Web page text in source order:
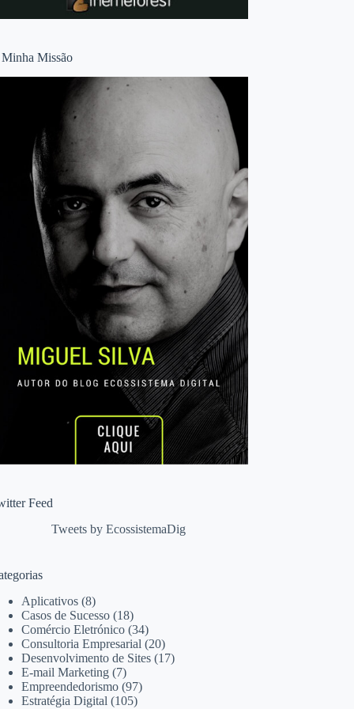
Missão
Feed
Tweets by EcossistemaDig
Aplicativos (8)
Casos de Sucesso (18)
Comércio Eletrónico (34)
Consultoria Empresarial (20)
Desenvolvimento de Sites (17)
E-mail Marketing (7)
Empreendedorismo (97)
Estratégia Digital (105)